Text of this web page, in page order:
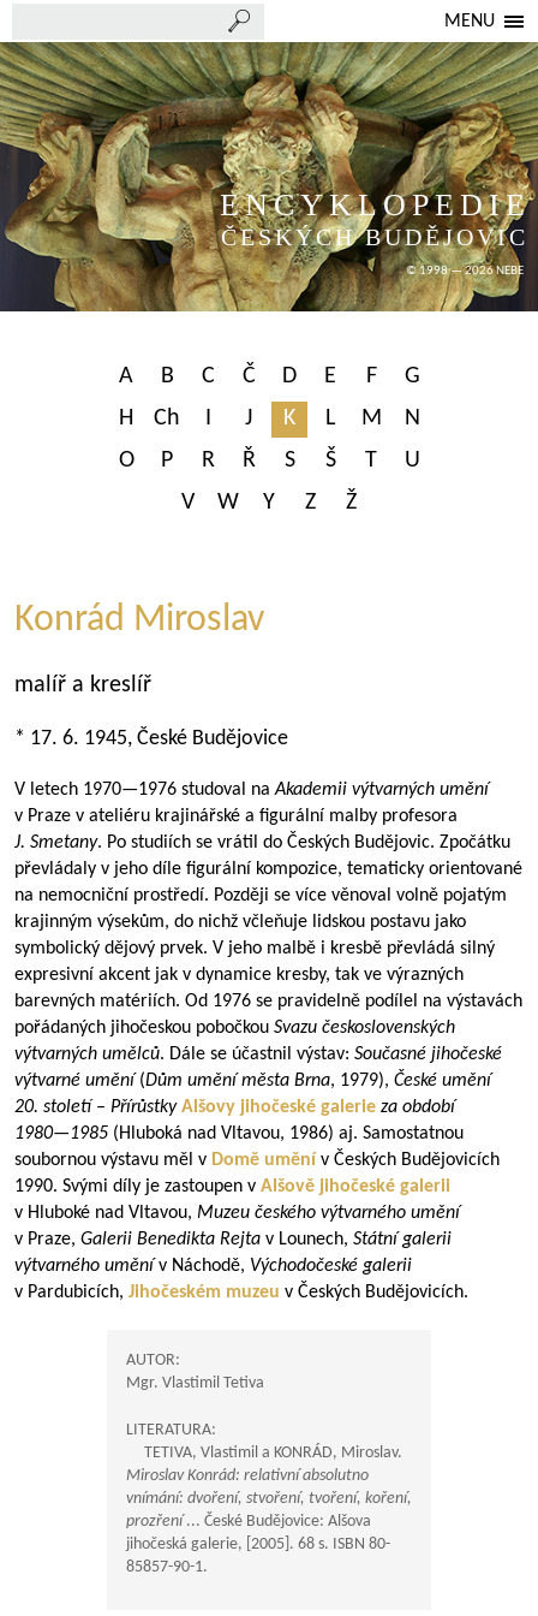
MENU
ENCYKLOPEDIE
ČESKÝCH BUDĚJOVIC
© 1998 — 2026 NEBE
A B C Č D E F
G
H
Ch I J K L M
N
O
P R Ř S Š T
U
V
W Y Z Ž
Konrád Miroslav
malíř a kreslíř
* 17. 6. 1945, České Budějovice
V letech 1970—1976 studoval naAkademii výtvarných umění
v Praze v ateliéru krajinářské a figurální malby profesora
J. Smetany. Po studiích se vrátil do Českých Budějovic. Zpočátku
převládaly v jeho díle figurální kompozice, tematicky orientované
na nemocniční prostředí. Později se více věnoval volně pojatým
krajinným výsekům, do nichž včleňuje lidskou postavu jako
symbolický dějový prvek. V jeho malbě i kresbě převládá silný
expresivní akcent jak v dynamice kresby, tak ve výrazných
barevných matériích. Od 1976 se pravidelně podílel na výstavách
pořádaných jihočeskou pobočkou Svazu československých
výtvarných umělců. Dále se účastnil výstav: Současné jihočeské
výtvarné umění (Dům umění města Brna, 1979), České umění
20. století – PřírůstkyAlšovy jihočeské galerie za období
1980—1985 (Hluboká nad Vltavou, 1986) aj. Samostatnou
soubornou výstavu měl v Domě umění v Českých Budějovicích
1990. Svými díly je zastoupen v Alšově jihočeské galerii
v Hluboké nad Vltavou, Muzeu českého výtvarného umění
v Praze, Galerii Benedikta Rejta v Lounech, Státní galerii
výtvarného uměnív Náchodě, Východočeské galerii
v Pardubicích, Jihočeském muzeu v Českých Budějovicích.
AUTOR:
Mgr. Vlastimil Tetiva
LITERATURA:
TETIVA, Vlastimil a KONRÁD, Miroslav.
Miroslav Konrád: relativní absolutno
vnímání: dvoření, stvoření, tvoření, koření,
prozření... České Budějovice: Alšova
jihočeská galerie, [2005]. 68 s. ISBN 80-
85857-90-1.